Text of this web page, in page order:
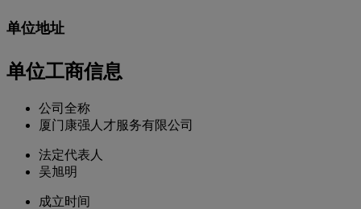
单位地址
单位工商信息
公司全称
厦门康强人才服务有限公司
法定代表人
吴旭明
成立时间